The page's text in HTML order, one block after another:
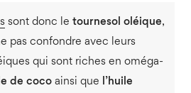
sont donc le tournesol oléique,
pas confondre avec leurs
qui sont riches en oméga-
de coco ainsi que l’huile